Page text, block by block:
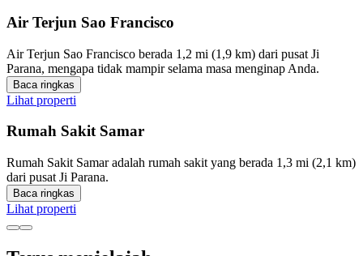
Air Terjun Sao Francisco
Air Terjun Sao Francisco berada 1,2 mi (1,9 km) dari pusat Ji
Parana, mengapa tidak mampir selama masa menginap Anda.
Baca ringkas
Lihat properti
Rumah Sakit Samar
Rumah Sakit Samar adalah rumah sakit yang berada 1,3 mi (2,1 km)
dari pusat Ji Parana.
Baca ringkas
Lihat properti